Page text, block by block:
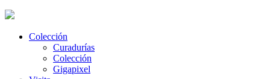
Colección
Curadurías
Colección
Gigapixel